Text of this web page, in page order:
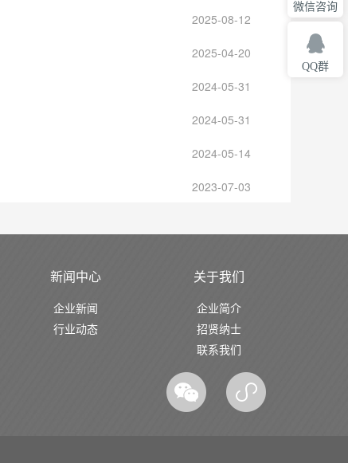
2025-08-12
2025-04-20
2024-05-31
2024-05-31
2024-05-14
2023-07-03
微信咨询
QQ群
新闻中心
企业新闻
行业动态
关于我们
企业简介
招贤纳士
联系我们